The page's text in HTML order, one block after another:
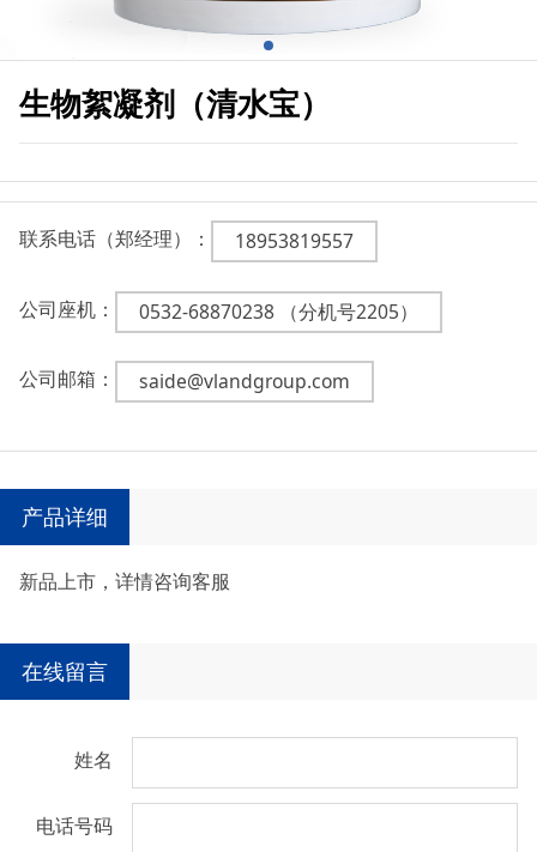
生物絮凝剂（清水宝）
联系电话（郑经理）： 18953819557
公司座机： 0532-68870238 （分机号2205）
公司邮箱： saide@vlandgroup.com
产品详细
新品上市，详情咨询客服
在线留言
姓名
电话号码